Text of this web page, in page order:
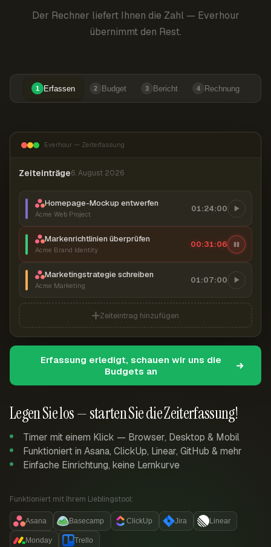
Der Rechner liefert Ihnen die Zahl — Everhour
übernimmt den Rest.
1 Erfassen 2 Budget 3 Bericht 4 Rechnung
Legen Sie los — starten Sie die Zeiterfassung!
Timer mit einem Klick — Browser, Desktop & Mobil
Funktioniert in Asana, ClickUp, Linear, GitHub & mehr
Einfache Einrichtung, keine Lernkurve
Funktioniert mit Ihrem Lieblingstool:
Asana Basecamp ClickUp Jira Linear
Monday Trello
Everhour — Zeiterfassung
Zeiteinträge6. August 2026
Homepage-Mockup entwerfen
Acme Web Project
01:24:00
Markenrichtlinien überprüfen
Acme Brand Identity
00:31:07
Marketingstrategie schreiben
Acme Marketing
01:07:00
Zeiteintrag hinzufügen
Erfassung erledigt, schauen wir uns die
Budgets an